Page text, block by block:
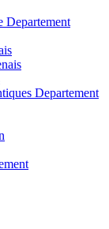
Departement
Departement